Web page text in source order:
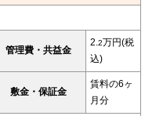
管理費・共益金
2. 2万円(税
込)
敷金・保証金
賃料の6ヶ
月分